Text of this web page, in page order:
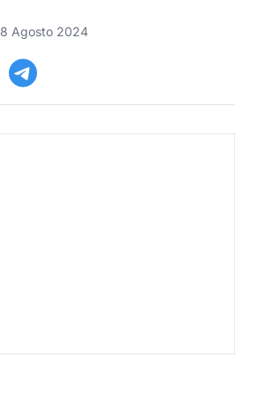
8 Agosto 2024